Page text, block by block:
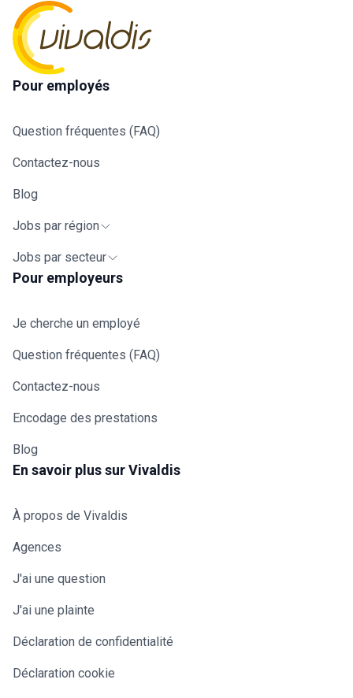
Pour employés
Question fréquentes (FAQ)
Contactez-nous
Blog
Jobs par région
Jobs par secteur
Pour employeurs
Je cherche un employé
Question fréquentes (FAQ)
Contactez-nous
Encodage des prestations
Blog
En savoir plus sur Vivaldis
À propos de Vivaldis
Agences
J'ai une question
J'ai une plainte
Déclaration de confidentialité
Déclaration cookie